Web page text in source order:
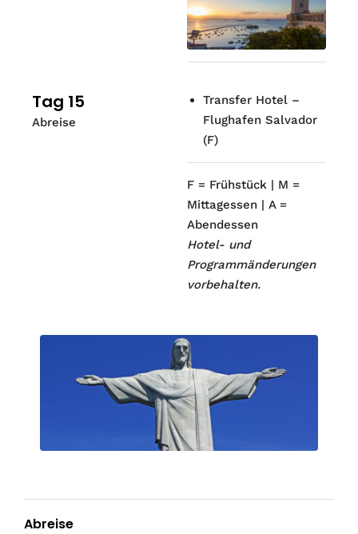
Tag 15
Abreise
Transfer Hotel –
Flughafen Salvador
(F)
F = Frühstück | M =
Mittagessen | A =
Abendessen
Hotel- und
Programmänderungen
vorbehalten.
Abreise